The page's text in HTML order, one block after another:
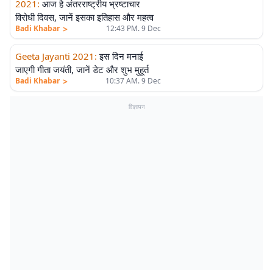
2021 : आज है अंतरराष्ट्रीय भ्रष्टाचार
विरोधी दिवस, जानें इसका इतिहास और महत्व
Badi Khabar > 12:43 PM. 9 Dec
Geeta Jayanti 2021 : इस दिन मनाई
जाएगी गीता जयंती, जानें डेट और शुभ मुहूर्त
Badi Khabar > 10:37 AM. 9 Dec
विज्ञापन